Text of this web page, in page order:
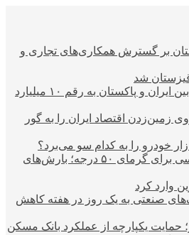
بر گسترش همکاری‌های تجاری و
شد
افزایش حجم تجارت بین ایران و پاکستان به رقم ۱۰ میلیارد
زمین‌زدن اقتصاد ایران را به گور
خودرو را به کدام سو می‌برد؟
هشدار قرمز هواشناسی برای گرمای ۵۰ درجه؛ بارش‌های
وارد کرد
صنعتی به یک روز در هفته کاهش
حمایت یکپارچه از عملکرد بانک مسکن